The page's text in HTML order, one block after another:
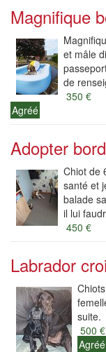
Magnifique
et mâle
de
350 €
Agréé
Adopter
Chiot de
santé et
balade
il lui
450 €
Labrador
suite.
500 €
Agréé